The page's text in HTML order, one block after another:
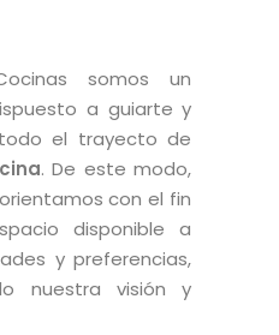
somos un
a guiarte y
el trayecto de
. De este modo,
con el fin
disponible a
y preferencias,
nuestra visión y